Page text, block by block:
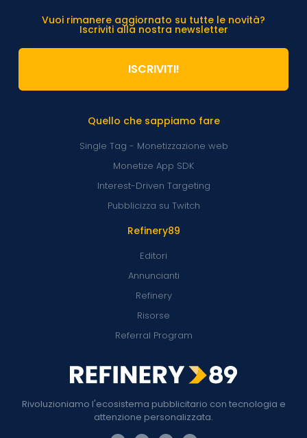
Rivoluzioniamo l'ecosistema pubblicitario con tecnologia e
attenzione personalizzata.
Refinery89
Editori
Annuncianti
Refinery
Risorse
Referral Program
Quello che sappiamo fare
Single Tag - Monetizzazione web
Monetize App SDK
Interest-Driven Targeting
Pubblicizza su Twitch
Vuoi rimanere aggiornato su tutte le novità?
Iscriviti alla nostra newsletter
ISCRIVITI!